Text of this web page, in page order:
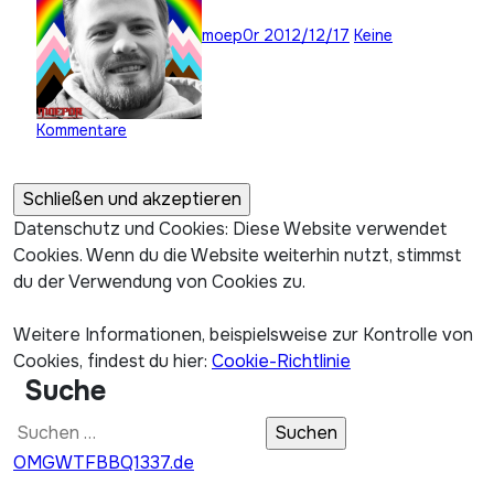
moep0r 2012/12/17 Keine
Kommentare
Datenschutz und Cookies: Diese Website verwendet
Cookies. Wenn du die Website weiterhin nutzt, stimmst
du der Verwendung von Cookies zu.
Weitere Informationen, beispielsweise zur Kontrolle von
Cookies, findest du hier: Cookie-Richtlinie
Suche
Suchen
nach:
OMGWTFBBQ1337.de